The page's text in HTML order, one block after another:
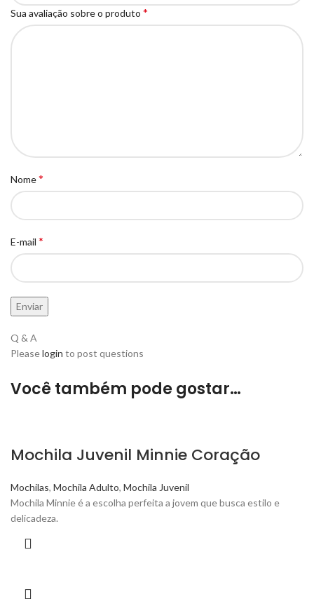
Sua avaliação sobre o produto *
Nome*
E-mail *
Q & A
Pleaselogin to post questions
Você também pode gostar…
Mochila Juvenil Minnie Coração
Mochilas, Mochila Adulto, Mochila Juvenil
Mochila Minnie é a escolha perfeita a jovem que busca estilo e
delicadeza.